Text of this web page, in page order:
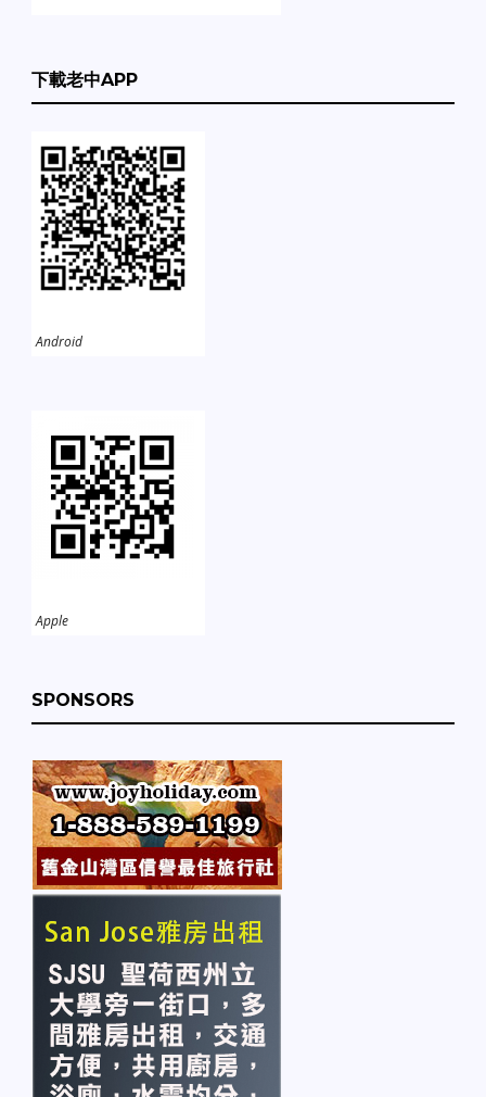
下載老中APP
Android
Apple
SPONSORS